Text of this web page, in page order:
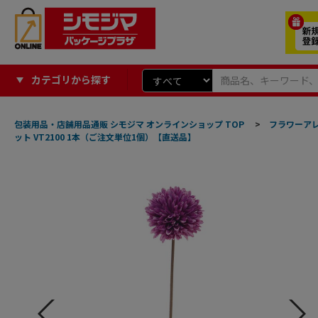
カテゴリから探す
包装用品・店舗用品通販 シモジマ オンラインショップ TOP >
フラワーア
ット VT2100 1本（ご注文単位1個）【直送品】